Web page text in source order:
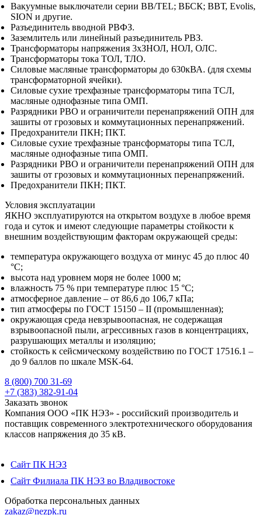
Вакуумные выключатели серии BB/TEL; ВБСК; ВВТ, Evolis,
SION и другие.
Разъединитель вводной РВФЗ.
Заземлитель или линейный разъединитель РВЗ.
Трансформаторы напряжения 3хЗНОЛ, НОЛ, ОЛC.
Трансформаторы тока ТОЛ, ТЛО.
Силовые масляные трансформаторы до 630кВА. (для схемы
трансформаторной ячейки).
Силовые сухие трехфазные трансформаторы типа ТСЛ,
масляные однофазные типа ОМП.
Разрядники РВО и ограничители перенапряжений ОПН для
зашиты от грозовых и коммутационных перенапряжений.
Предохранители ПКН; ПКТ.
Силовые сухие трехфазные трансформаторы типа ТСЛ,
масляные однофазные типа ОМП.
Разрядники РВО и ограничители перенапряжений ОПН для
зашиты от грозовых и коммутационных перенапряжений.
Предохранители ПКН; ПКТ.
Условия эксплуатации
ЯКНО эксплуатируются на открытом воздухе в любое время
года и суток и имеют следующие параметры стойкости к
внешним воздействующим факторам окружающей среды:
температура окружающего воздуха от минус 45 до плюс 40
°С;
высота над уровнем моря не более 1000 м;
влажность 75 % при температуре плюс 15 °С;
атмосферное давление – от 86,6 до 106,7 кПа;
тип атмосферы по ГОСТ 15150 – II (промышленная);
окружающая среда невзрывоопасная, не содержащая
взрывоопасной пыли, агрессивных газов в концентрациях,
разрушающих металлы и изоляцию;
стойкость к сейсмическому воздействию по ГОСТ 17516.1 –
до 9 баллов по шкале MSK-64.
8 (800) 700 31-69
+7 (383) 382-91-04
Заказать звонок
Компания ООО «ПК НЭЗ» - российский производитель и
поставщик современного электротехнического оборудования
классов напряжения до 35 кВ.
Сайт ПК НЭЗ
Сайт Филиала ПК НЭЗ во Владивостоке
Обработка персональных данных
zakaz@nezpk.ru